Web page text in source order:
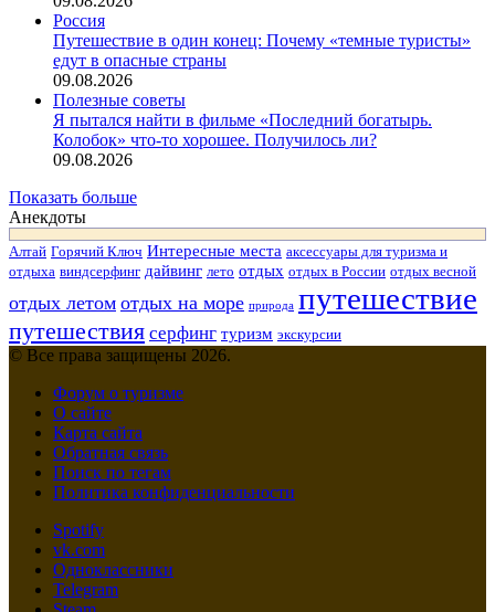
Россия
Путешествие в один конец: Почему «темные туристы»
едут в опасные страны
09.08.2026
Полезные советы
Я пытался найти в фильме «Последний богатырь.
Колобок» что-то хорошее. Получилось ли?
09.08.2026
Показать больше
Анекдоты
Алтай Горячий Ключ Интересные места аксессуары для туризма и
отдыха виндсерфинг дайвинг лето отдых отдых в России отдых весной
отдых летом отдых на море природа путешествие
путешествия серфинг туризм экскурсии
© Все права защищены 2026.
Форум о туризме
О сайте
Карта сайта
Обратная связь
Поиск по тегам
Политика конфиденциальности
Spotify
vk.com
Одноклассники
Telegram